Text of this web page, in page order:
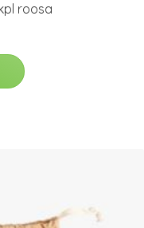
roosa